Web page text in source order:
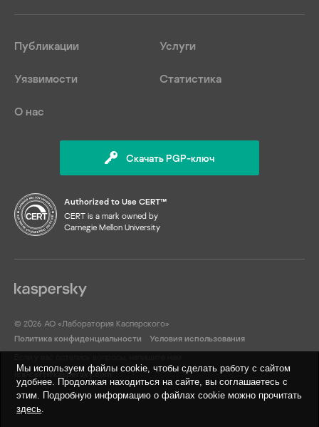
Публикации Услуги
Уязвимости Статистика
О нас
Скачать PGP-ключ
Authorized to Use CERT™
CERT is a mark owned by
Carnegie Mellon University
© 2026 АО «Лаборатория Касперского»
Политика конфиденциальности
Условия использования
ics-cert@kaspersky.com
Мы используем файлы cookie, чтобы сделать работу с сайтом
удобнее. Продолжая находиться на сайте, вы соглашаетесь с
этим. Подробную информацию о файлах cookie можно прочитать
здесь.